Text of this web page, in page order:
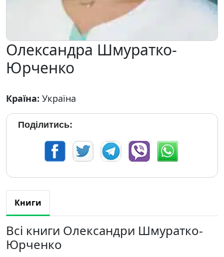
Олександра Шмуратко-
Юрченко
Країна: Україна
Поділитись:
Книги
Всі книги Олександри Шмуратко-
Юрченко